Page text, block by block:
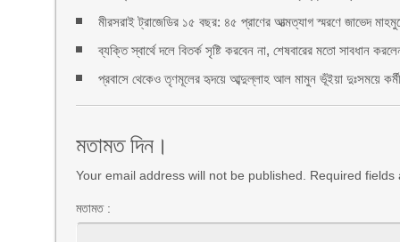
মীরসরাই ট্রাজেডির ১৫ বছর: ৪৫ প্রাণের আত্মত্যাগ স্মরণে জাভেদ
ব্যক্তি স্বার্থে দলে বিতর্ক সৃষ্টি করবেন না, শেষবারের মতো সাবধান
প্রবাসে থেকেও তৃণমূলের হৃদয়ে আব্দুল্লাহ আল মামুন ভূঁইয়া দুঃসময়ে
মতামত দিন।
Your email address will not be published. Required fields
মতামত :